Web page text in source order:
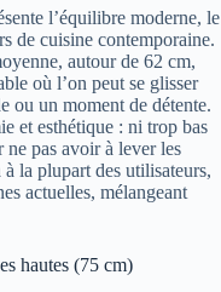
l’équilibre moderne, le
de cuisine contemporaine.
autour de 62 cm,
où l’on peut se glisser
ou un moment de détente.
et esthétique : ni trop bas
pas avoir à lever les
la plupart des utilisateurs,
actuelles, mélangeant
hautes (75 cm)